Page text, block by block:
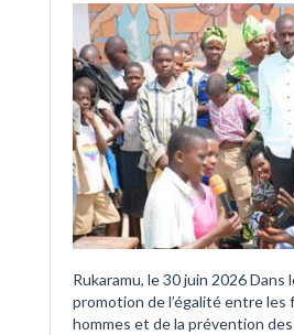
Rukaramu, le 30 juin 2026 Dans
promotion de l’égalité entre les
hommes et de la prévention